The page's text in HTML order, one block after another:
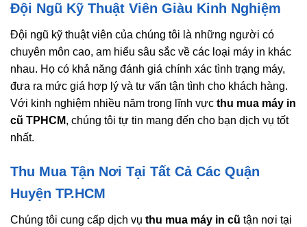
Đội Ngũ Kỹ Thuật Viên Giàu Kinh Nghiệm
Đội ngũ kỹ thuật viên của chúng tôi là những người có
chuyên môn cao, am hiểu sâu sắc về các loại máy in khác
nhau. Họ có khả năng đánh giá chính xác tình trạng máy,
đưa ra mức giá hợp lý và tư vấn tận tình cho khách hàng.
Với kinh nghiệm nhiều năm trong lĩnh vực thu mua máy in
cũ TPHCM, chúng tôi tự tin mang đến cho bạn dịch vụ tốt
nhất.
Thu Mua Tận Nơi Tại Tất Cả Các Quận
Huyện TP.HCM
Chúng tôi cung cấp dịch vụ thu mua máy in cũ tận nơi tại